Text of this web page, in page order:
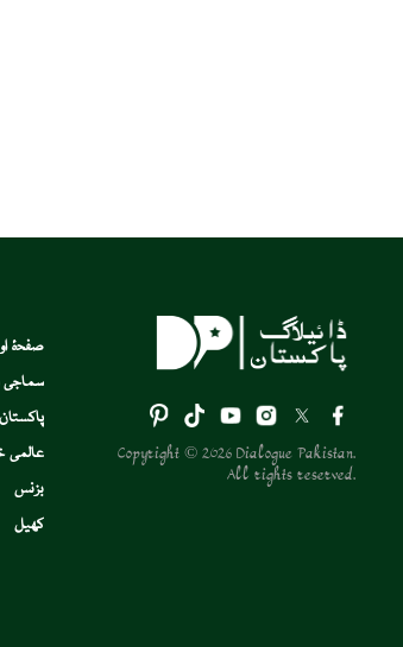
Copyright © 2026 Dialogue Pakistan.
All rights reserved.
صفحۂ
سماجی
پاکستان
عالمی
بزنس
کھیل